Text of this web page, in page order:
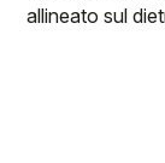
allineato sul